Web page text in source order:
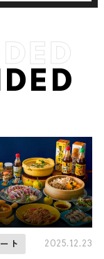
ト 2025.12.23